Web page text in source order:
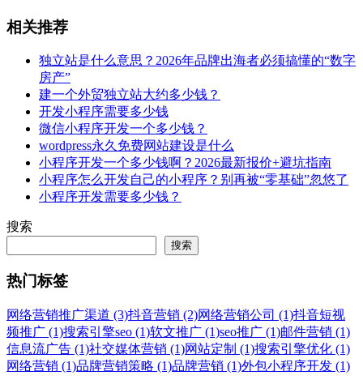
相关推荐
独立站是什么意思？2026年品牌出海者必须搞懂的“数字
房产”
建一个外贸独立站大约多少钱？
开发小程序需要多少钱
微信小程序开发一个多少钱？
wordpress永久免费网站建设是什么
小程序开发一个多少钱啊？2026最新报价+避坑指南
小程序怎么开发自己的小程序？别再被“零基础”忽悠了
小程序开发需要多少钱？
搜索
搜索
热门标签
网络营销推广渠道 (3)抖音营销 (2)网络营销公司 (1)抖音短视
频推广 (1)搜索引擎seo (1)软文推广 (1)seo推广 (1)邮件营销 (1)
信息流广告 (1)社交媒体营销 (1)网站定制 (1)搜索引擎优化 (1)
网络营销 (1)品牌营销策略 (1)品牌营销 (1)外包小程序开发 (1)